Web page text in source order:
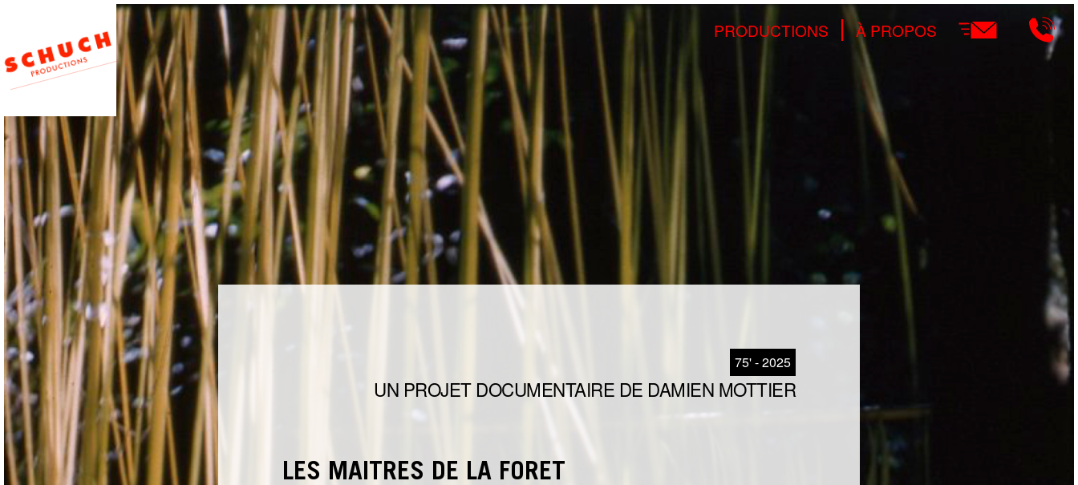
navigation
PRODUCTIONS À PROPOS
75' - 2025
UN PROJET DOCUMENTAIRE DE DAMIEN MOTTIER
LES MAÎTRES DE LA FORÊT